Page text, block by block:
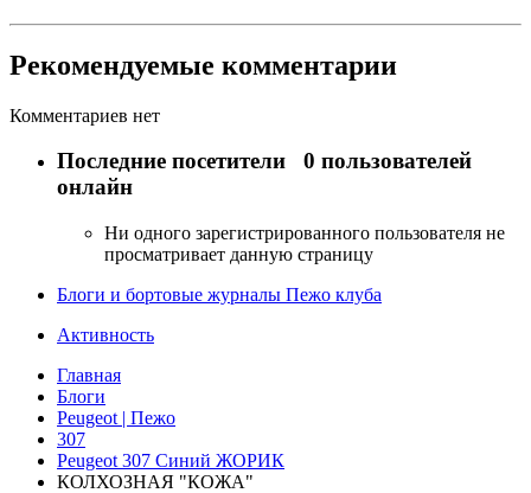
Рекомендуемые комментарии
Комментариев нет
Последние посетители 0 пользователей
онлайн
Ни одного зарегистрированного пользователя не
просматривает данную страницу
Блоги и бортовые журналы Пежо клуба
Активность
Главная
Блоги
Peugeot | Пежо
307
Peugeot 307 Синий ЖОРИК
КОЛХОЗНАЯ "КОЖА"